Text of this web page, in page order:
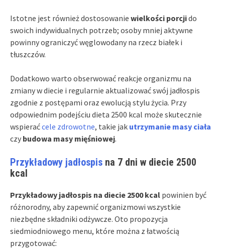
Istotne jest również dostosowanie wielkości porcjido
swoich indywidualnych potrzeb; osoby mniej aktywne
powinny ograniczyć węglowodany na rzecz białek i
tłuszczów.
Dodatkowo warto obserwować reakcje organizmu na
zmiany w diecie i regularnie aktualizować swój jadłospis
zgodnie z postępami oraz ewolucją stylu życia. Przy
odpowiednim podejściu dieta 2500 kcal może skutecznie
wspieraćcele zdrowotne, takie jak utrzymanie masy ciała
czy budowa masy mięśniowej.
Przykładowy jadłospis na 7 dni w diecie 2500
kcal
Przykładowy jadłospis na diecie 2500 kcal powinien być
różnorodny, aby zapewnić organizmowi wszystkie
niezbędne składniki odżywcze. Oto propozycja
siedmiodniowego menu, które można z łatwością
przygotować: